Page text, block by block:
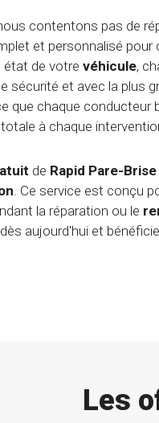
contentons pas de
et personnalisé pour
état de votre véhicule,
sécurité et avec la plus
chaque conducteur
à chaque
de Rapid Pare-
. Ce service est conçu
la réparation ou le
aujourd'hui et
Les